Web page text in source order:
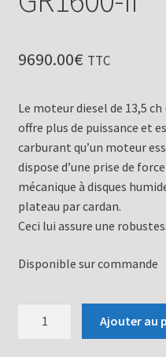
9690.00€ TTC
Le moteur diesel de 13,5
offre plus de puissance et
carburant qu’un moteur
dispose d’une prise de
mécanique à disques
plateau par cardan.
Ceci lui assure une
Disponible sur commande
Ajouter au